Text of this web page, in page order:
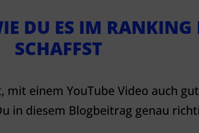
DU ES IM
SCHAFFST
mit einem YouTube Video auch
in diesem Blogbeitrag genau